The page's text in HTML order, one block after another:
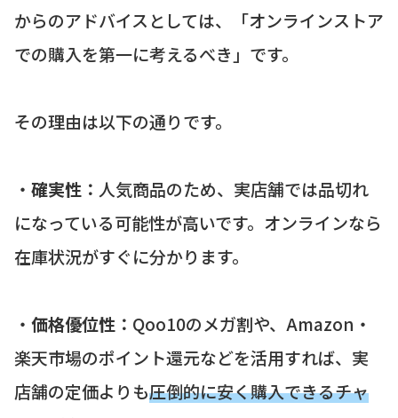
からのアドバイスとしては、「オンラインストア
での購入を第一に考えるべき」です。
その理由は以下の通りです。
・ 確実性： 人気商品のため、実店舗では品切れ
になっている可能性が高いです。オンラインなら
在庫状況がすぐに分かります。
・ 価格優位性： Qoo10のメガ割や、Amazon・
楽天市場のポイント還元などを活用すれば、実
店舗の定価よりも圧倒的に安く購入できるチャ